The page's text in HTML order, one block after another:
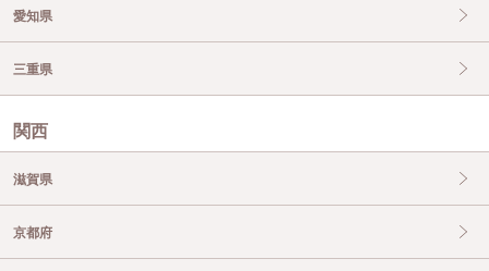
愛知県
三重県
関西
滋賀県
京都府